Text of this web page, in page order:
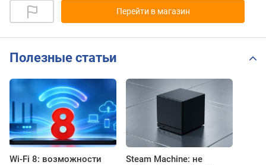
Перейти в магазин
Полезные статьи
Wi-Fi 8: возможности
Steam Machine: не